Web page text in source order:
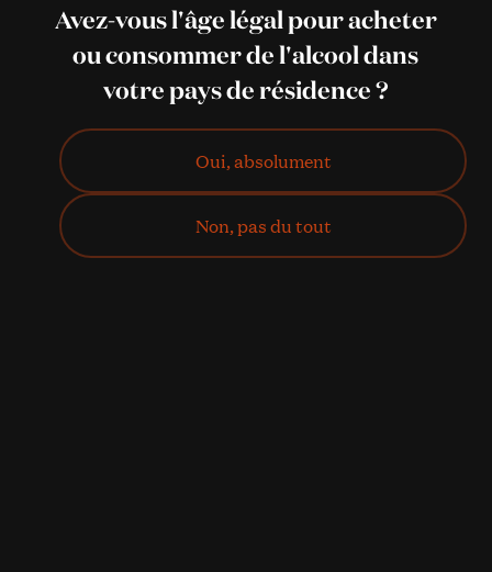
Tous nos vins
La Boutique
Avez-vous l'âge légal pour acheter
ou consommer de l'alcool dans
votre pays de résidence ?
Oui, absolument
Non, pas du tout